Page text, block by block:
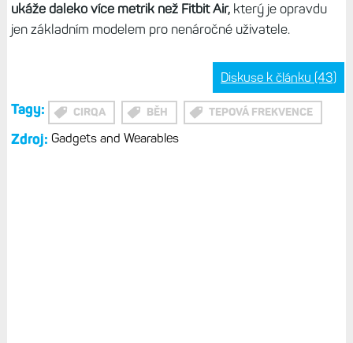
ukáže daleko více metrik než Fitbit Air,který je opravdu
jen základním modelem pro nenáročné uživatele.
Diskuse k článku (43)
Tagy: CIRQA BĚH TEPOVÁ FREKVENCE
Zdroj: Gadgets and Wearables